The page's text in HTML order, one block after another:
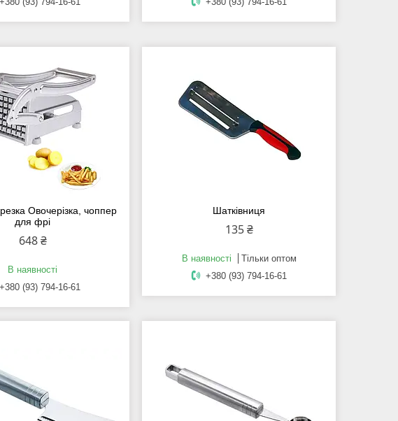
Овочерізка, чоппер
для фрі
648 ₴
В наявності
+380 (93) 794-16-61
Шатківниця
135 ₴
В наявності
Тільки оптом
+380 (93) 794-16-61